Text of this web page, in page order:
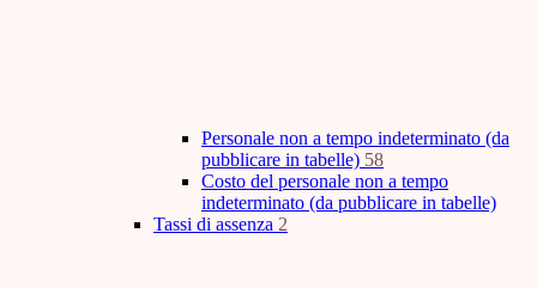
Personale non a tempo indeterminato (da
pubblicare in tabelle) 58
Costo del personale non a tempo
indeterminato (da pubblicare in tabelle)
Tassi di assenza 2